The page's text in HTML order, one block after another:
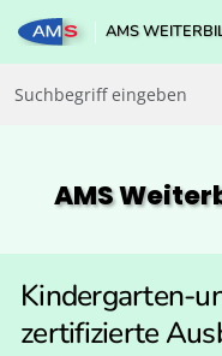
AMS
AMS
Kindergarten-
zertifizierte